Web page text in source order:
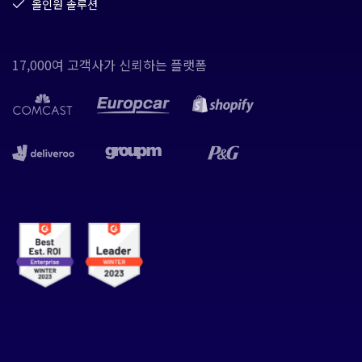
올인원 솔루션
17,000여 고객사가 신뢰하는 플랫폼